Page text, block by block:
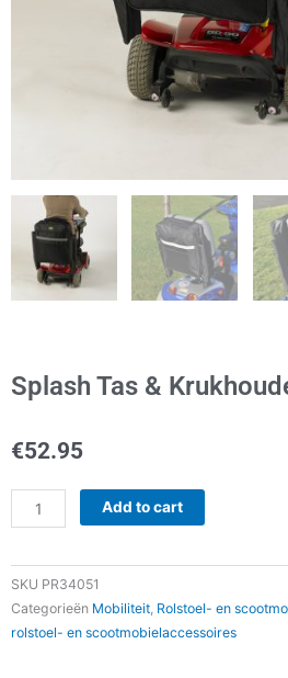
Splash Tas &
€52.95
Splash
Tas
Add to cart
SKU PR34051
Categorieën Mobiliteit, Rolstoel- en
rolstoel- en scootmobielaccessoires